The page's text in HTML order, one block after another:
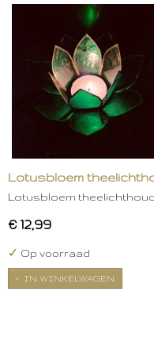
Lotusbloem
Lotusbloem
€ 12,99
✓ Op voorraad
IN WINKELWAGEN